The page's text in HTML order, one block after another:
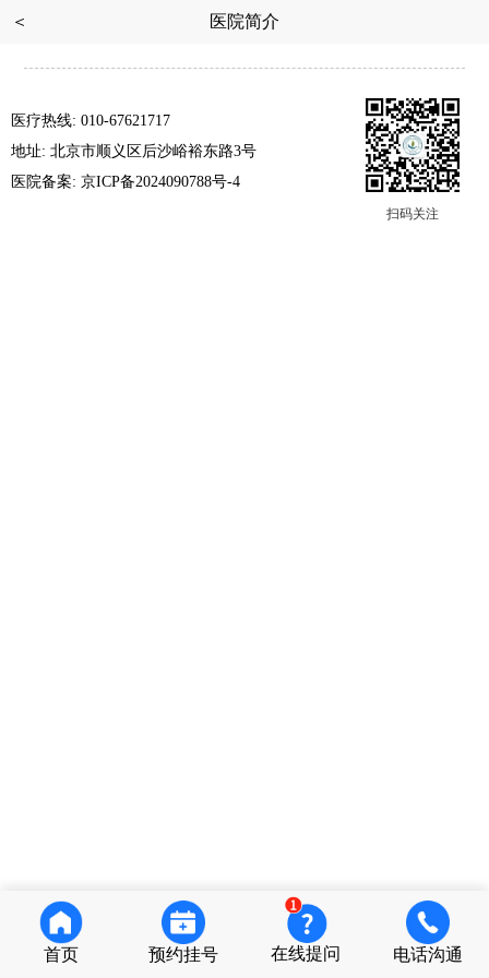
＜ 医院简介
医疗热线: 010-67621717
地址: 北京市顺义区后沙峪裕东路3号
医院备案: 京ICP备2024090788号-4
扫码关注
首页 预约挂号 在线提问 电话沟通